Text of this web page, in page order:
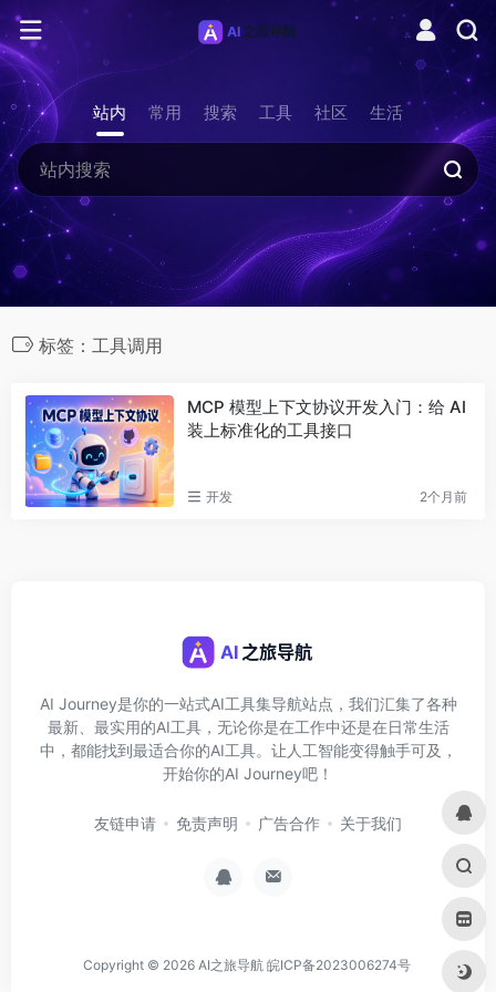
站内 常用 搜索 工具 社区 生活
标签：工具调用
MCP 模型上下文协议开发入门：给 AI
装上标准化的工具接口
开发 2个月前
AI Journey是你的一站式AI工具集导航站点，我们汇集了各种
最新、最实用的AI工具，无论你是在工作中还是在日常生活
中，都能找到最适合你的AI工具。让人工智能变得触手可及，
开始你的AI Journey吧！
友链申请 免责声明 广告合作 关于我们
Copyright © 2026 AI之旅导航 皖ICP备2023006274号